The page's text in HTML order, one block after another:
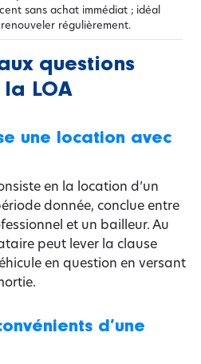
sans achat immédiat ; idéal
régulièrement.
questions
LOA
une location avec
en la location d’un
donnée, conclue entre
et un bailleur. Au
peut lever la clause
en question en versant
d’une